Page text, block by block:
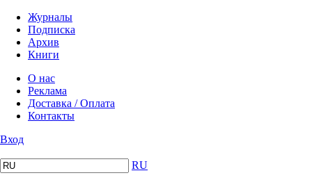
Журналы
Подписка
Архив
Книги
О нас
Реклама
Доставка / Оплата
Контакты
Вход
RU